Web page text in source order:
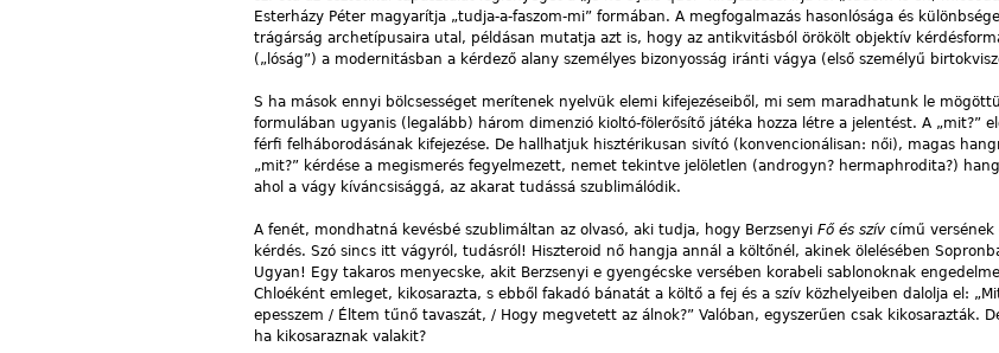
Esterházy Péter magyarítja „tudja-a-faszom-mi” formában. A megfogalmazás hasonlósága és
trágárság archetípusaira utal, példásan mutatja azt is, hogy az antikvitásból örökölt objektív
(„lóság”) a modernitásban a kérdező alany személyes bizonyosság iránti vágya (első személyű
S ha mások ennyi bölcsességet merítenek nyelvük elemi kifejezéseiből, mi sem maradhatunk le
formulában ugyanis (legalább) három dimenzió kioltó-fölerősítő játéka hozza létre a jelentést. A „mit?”
férfi felháborodásának kifejezése. De hallhatjuk hisztérikusan sivító (konvencionálisan: női), magas
„mit?” kérdése a megismerés fegyelmezett, nemet tekintve jelöletlen (androgyn? hermaphrodita?)
ahol a vágy kíváncsisággá, az akarat tudássá szublimálódik.
A fenét, mondhatná kevésbé szublimáltan az olvasó, aki tudja, hogy Berzsenyi Fő és szív című versének
kérdés. Szó sincs itt vágyról, tudásról! Hiszteroid nő hangja annál a költőnél, akinek ölelésében
Ugyan! Egy takaros menyecske, akit Berzsenyi e gyengécske versében korabeli sablonoknak
Chloéként emleget, kikosarazta, s ebből fakadó bánatát a költő a fej és a szív közhelyeiben dalolja el:
epesszem / Éltem tűnő tavaszát, / Hogy megvetett az álnok?” Valóban, egyszerűen csak kikosarazták.
ha kikosaraznak valakit?